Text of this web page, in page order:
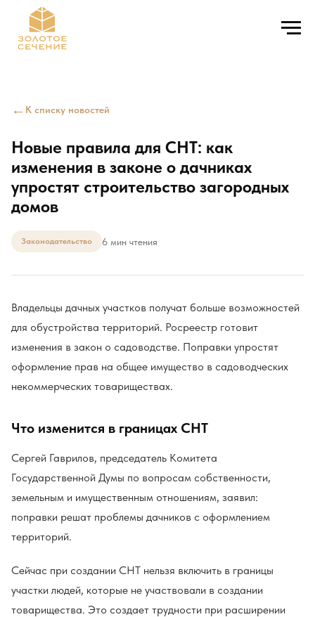
← К списку новостей
Новые правила для СНТ: как
изменения в законе о дачниках
упростят строительство загородных
домов
Законодательство 6 мин чтения
Владельцы дачных участков получат больше возможностей
для обустройства территорий. Росреестр готовит
изменения в закон о садоводстве. Поправки упростят
оформление прав на общее имущество в садоводческих
некоммерческих товариществах.
Что изменится в границах СНТ
Сергей Гаврилов, председатель Комитета
Государственной Думы по вопросам собственности,
земельным и имущественным отношениям, заявил:
поправки решат проблемы дачников с оформлением
территорий.
Сейчас при создании СНТ нельзя включить в границы
участки людей, которые не участвовали в создании
товарищества. Это создает трудности при расширении